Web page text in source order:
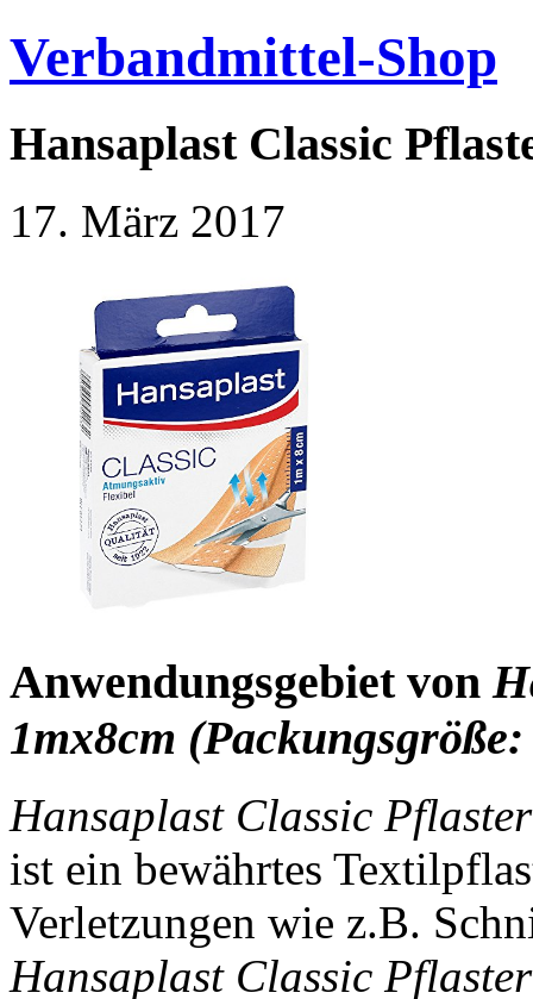
Verbandmittel-Shop
Hansaplast Classic
17. März 2017
Anwendungsgebiet von
1mx8cm
Hansaplast Classic
ist ein bewährtes
Verletzungen wie z.B.
Hansaplast Classic